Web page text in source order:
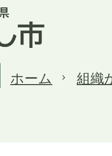
ホーム 組織